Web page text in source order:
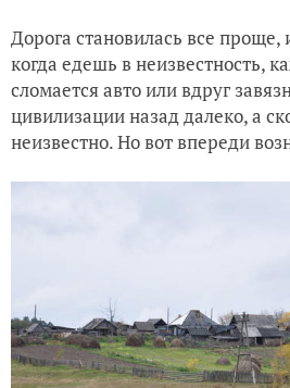
Дорога становилась все проще,
когда едешь в неизвестность,
сломается авто или вдруг
цивилизации назад далеко, а
неизвестно. Но вот впереди